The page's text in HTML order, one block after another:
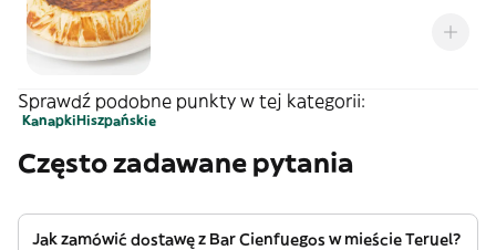
Sprawdź podobne punkty w tej kategorii:
KanapkiHiszpańskie
Często zadawane pytania
Jak zamówić dostawę z Bar Cienfuegos w mieście Teruel?